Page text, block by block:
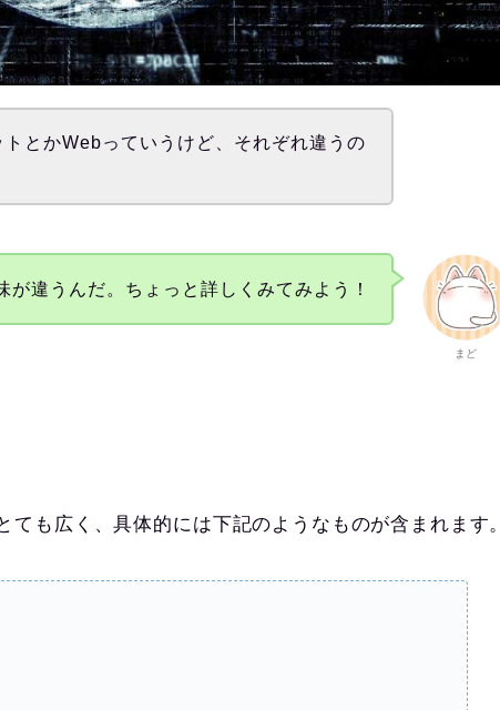
とかWebっていうけど、それぞれ違うの
まど
が違うんだ。ちょっと詳しくみてみよう！
も広く、具体的には下記のようなものが含まれます。